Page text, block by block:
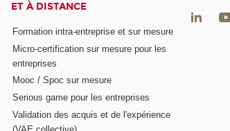
ET À DISTANCE
Formation intra-entreprise et sur mesure
Micro-certification sur mesure pour les
entreprises
Mooc / Spoc sur mesure
Serious game pour les entreprises
Validation des acquis et de l'expérience